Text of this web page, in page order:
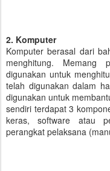
2. Komputer
Komputer berasal dari
menghitung. Memang
digunakan untuk
telah digunakan dalam
digunakan untuk
sendiri terdapat 3
keras, software atau
perangkat pelaksana